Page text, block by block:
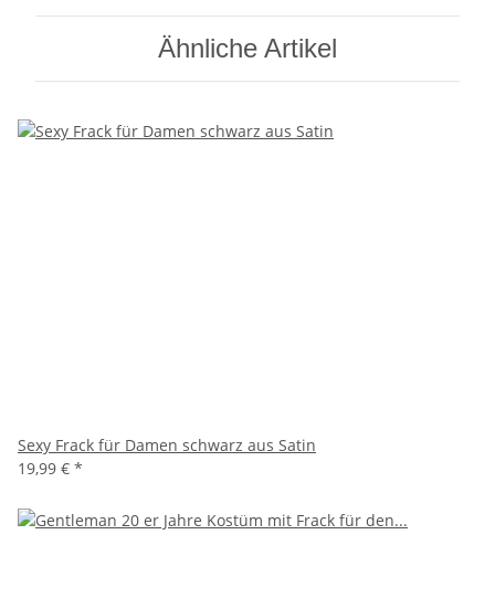
Ähnliche Artikel
Sexy Frack für Damen schwarz aus Satin
19,99 € *